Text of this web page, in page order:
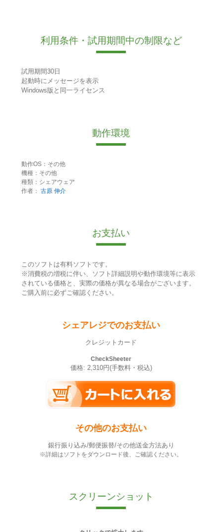
利用条件・試用期間中の制限など
試用期間30日
起動時にメッセージを表示
Windows版と同一ライセンス
動作環境
動作OS：その他
機種：その他
種類：シェアウェア
作者： 古原 伸介
お支払い
このソフトは有料ソフトです。
※消費税の増税に伴い、ソフト詳細説明や動作環境等に表示
されている価格と、実際の価格が異なる場合がございます。
ご購入前に必ずご確認ください。
シェアレジでのお支払い
クレジットカード
CheckSheeter
価格: 2,310円(手数料・税込)
その他のお支払い
銀行振り込み/郵便振替/その他送金方法あり
※詳細はソフトをダウンロード後、ご確認ください。
スクリーンショット